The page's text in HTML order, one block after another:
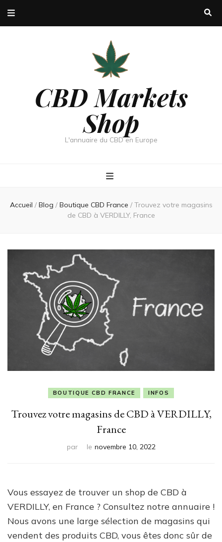
CBD Markets
Shop
L'annuaire du CBD en Europe
Accueil / Blog / Boutique CBD France / Trouvez votre magasins
de CBD à VERDILLY, France
BOUTIQUE CBD FRANCE INFOS
Trouvez votre magasins de CBD à VERDILLY,
France
par le novembre 10, 2022
Vous essayez de trouver un shop de CBD à
VERDILLY, en France ? Consultez notre annuaire !
Nous avons une large sélection de magasins qui
vendent des produits CBD, vous êtes donc sûr de